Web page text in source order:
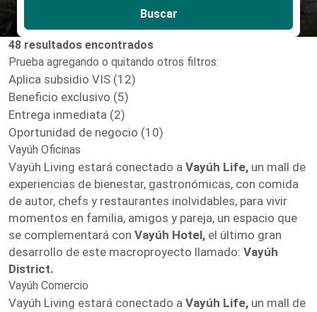
Buscar
48 resultados encontrados
Prueba agregando o quitando otros filtros:
Aplica subsidio VIS (12)
Beneficio exclusivo (5)
Entrega inmediata (2)
Oportunidad de negocio (10)
Vayúh Oficinas
Vayúh Living estará conectado a Vayúh Life, un mall de
experiencias de bienestar, gastronómicas, con comida
de autor, chefs y restaurantes inolvidables, para vivir
momentos en familia, amigos y pareja, un espacio que
se complementará con Vayúh Hotel, el último gran
desarrollo de este macroproyecto llamado: Vayúh
District.
Vayúh Comercio
Vayúh Living estará conectado a Vayúh Life, un mall de